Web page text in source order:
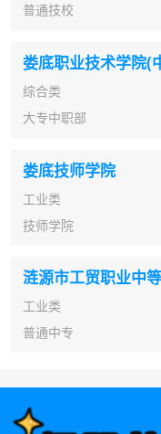
普通技校
娄底职业技术学院(
综合类
大专中职部
娄底技师学院
工业类
技师学院
涟源市工贸职业中
工业类
普通中专